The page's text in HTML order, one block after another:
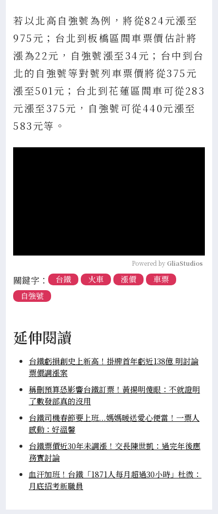
若以北高自強號為例，將從824元漲至
975元；台北到板橋區間車票價估計將
漲為22元，自強號漲至34元；台中到台
北的自強號等對號列車票價將從375元
漲至501元；台北到花蓮區間車可從283
元漲至375元，自強號可從440元漲至
583元等。
Powered by GliaStudios
關鍵字： 台鐵 火車 漲價
車票
自強號
延伸閱讀
台鐵虧損創史上新高！掛牌首年虧近138億 明討論
票價調漲案
稱刪預算恐影響台鐵訂票！黃揚明傻眼：不就證明
了數發部真的沒用
台鐵司機春節要上班...媽媽暖送愛心便當！一票人
感動：好溫馨
台鐵票價近30年未調漲！交長陳世凱：過完年後應
務實討論
血汗加班！台鐵「1871人每月超過30小時」杜微：
月底招考新職員